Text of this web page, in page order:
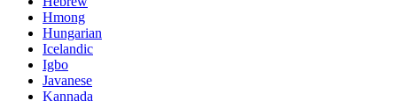
Hmong
Hungarian
Icelandic
Igbo
Javanese
Kannada